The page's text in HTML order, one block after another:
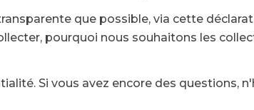
que possible, via cette
pourquoi nous souhaitons les
Si vous avez encore des questions,